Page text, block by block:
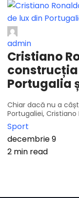
admin
Cristiano
construcția
Portugalia
Chiar dacă nu a
Portugaliei,
Sport
decembrie 9
2 min read